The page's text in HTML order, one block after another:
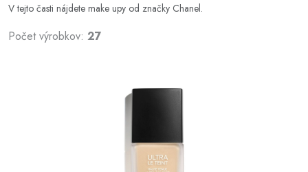
V tejto časti nájdete make upy od značky Chanel.
Počet výrobkov: 27